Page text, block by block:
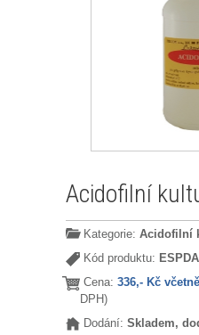
Acidofilní
Kategorie: Acidofilní
Kód produktu:
Cena: 336,- Kč
DPH)
Dodání: Skladem,